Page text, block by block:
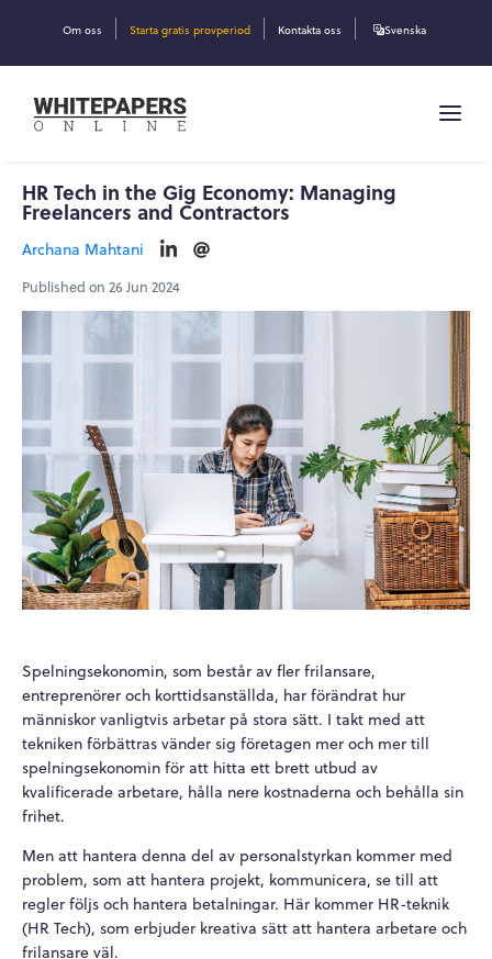
Om oss Starta gratis provperiod Kontakta oss Svenska
HR Tech in the Gig Economy: Managing
Freelancers and Contractors
Archana Mahtani
Published on 26 Jun 2024
Spelningsekonomin, som består av fler frilansare,
entreprenörer och korttidsanställda, har förändrat hur
människor vanligtvis arbetar på stora sätt. I takt med att
tekniken förbättras vänder sig företagen mer och mer till
spelningsekonomin för att hitta ett brett utbud av
kvalificerade arbetare, hålla nere kostnaderna och behålla sin
frihet.
Men att hantera denna del av personalstyrkan kommer med
problem, som att hantera projekt, kommunicera, se till att
regler följs och hantera betalningar. Här kommer HR-teknik
(HR Tech), som erbjuder kreativa sätt att hantera arbetare och
frilansare väl.